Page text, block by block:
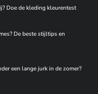
Doe de kleding kleurentest
De beste stijltips en
een lange jurk in de zomer?